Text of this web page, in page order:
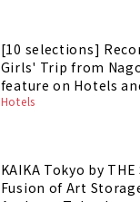
[10 selections]
Girls' Trip from
feature on Hotels
Hotels
KAIKA Tokyo by THE
Fusion of Art